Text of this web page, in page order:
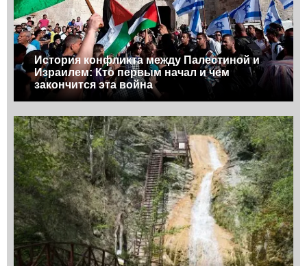
История конфликта между Палестиной и
Израилем: Кто первым начал и чем
закончится эта война